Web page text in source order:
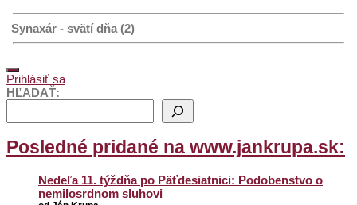
Synaxár - svätí dňa (2)
Prihlásiť sa
HĽADAŤ:
Posledné pridané na www.jankrupa.sk:
Nedeľa 11. týždňa po Päťdesiatnici: Podobenstvo o
nemilosrdnom sluhovi